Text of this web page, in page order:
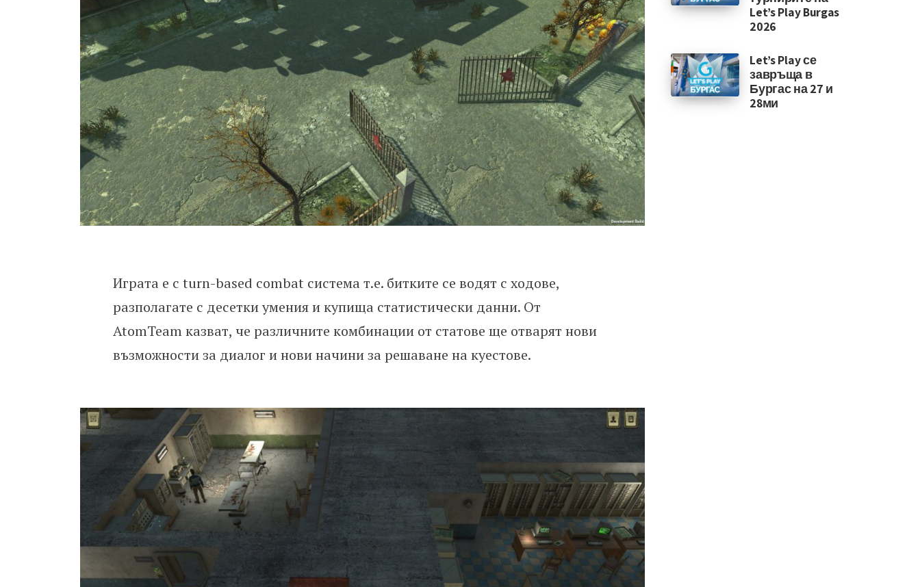
Играта е с turn-based combat система т.е. битките се водят с ходове,
разполагате с десетки умения и купища статистически данни. От
AtomTeam казват, че различните комбинации от статове ще отварят нови
възможности за диалог и нови начини за решаване на куестове.
Let’s Play Burgas
2026
Let’s Play се
завръща в
Бургас на 27 и
28ми